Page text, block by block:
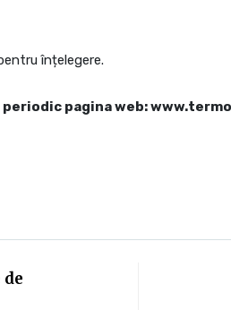
înțelegere.
pagina web: